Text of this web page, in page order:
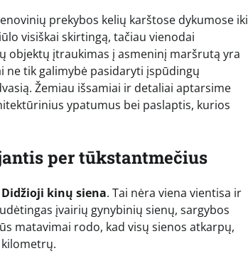
prekybos kelių karštose dykumose iki
visiškai skirtingą, tačiau vienodai
objektų įtraukimas į asmeninį maršrutą yra
ne tik galimybė pasidaryti įspūdingų
Žemiau išsamiai ir detaliai aptarsime
ypatumus bei paslaptis, kurios
per tūkstantmečius
Didžioji kinų siena. Tai nėra viena vientisa ir
įvairių gynybinių sienų, sargybos
matavimai rodo, kad visų sienos atkarpų,